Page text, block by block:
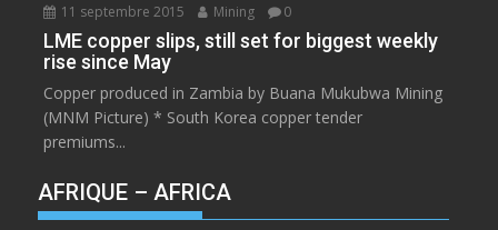
11 septembre 2015 Mining 0
LME copper slips, still set for biggest weekly
rise since May
Copper produced in Zambia by Buana Mukubwa Mining
(MNM Picture) * South Korea copper tender
premiums...
AFRIQUE – AFRICA